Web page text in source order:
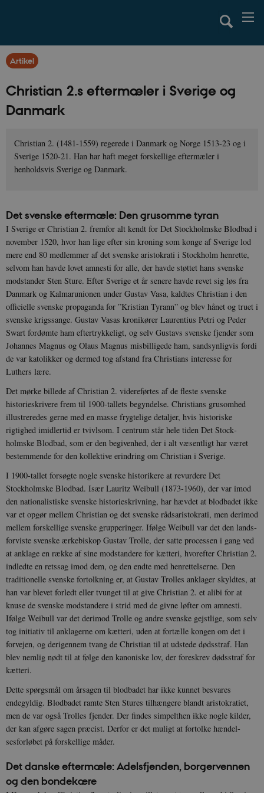
Artikel
Christian 2.s eftermæler i Sverige og
Danmark
Christian 2. (1481-1559) regerede i Danmark og Norge 1513-23 og i
Sverige 1520-21. Han har haft meget forskellige eftermæler i
henholdsvis Sverige og Danmark.
Det svenske eftermæle: Den grusomme tyran
I Sverige er Christian 2. fremfor alt kendt for Det Stockholmske Blodbad i
november 1520, hvor han lige efter sin kroning som konge af Sverige lod
mere end 80 medlemmer af det svenske aristokrati i Stockholm henrette,
selvom han havde lovet amnesti for alle, der havde støttet hans svenske
modstander Sten Sture. Efter Sverige et år senere havde revet sig løs fra
Danmark og Kalmarunionen under Gustav Vasa, kaldtes Christian i den
officielle svenske propaganda for ”Kristian Tyrann” og blev hå­net og truet i
svenske krigssange. Gustav Vasas kronikører Laurentius Petri og Peder
Swart fordøm­te ham eftertrykkeligt, og selv Gustavs svenske fjender som
Johannes Magnus og Olaus Mag­nus mis­billigede ham, sandsynligvis fordi
de var katolikker og dermed tog afstand fra Christians interes­se for
Luthers lære.
Det mørke billede af Christian 2. videreførtes af de fleste svenske
historieskrivere frem til 1900-tallets begyndelse. Christians grusomhed
illustreredes gerne med en masse frygtelige detaljer, hvis historiske
rigtighed imidlertid er tvivlsom. I centrum står hele tiden Det Stock­
holmske Blodbad, som er den begivenhed, der i alt væsentligt har været
be­stemmende for den kollektive erindring om Christian i Sverige.
I 1900-tallet forsøgte nogle svenske historikere at revurdere Det
Stockholmske Blod­bad. Især Lauritz Weibull (1873-1960), der var imod
den nationalistiske svenske historieskrivning, har hævdet at blodbadet ikke
var et opgør mellem Chris­tian og det svenske rådsaristokrati, men derimod
mellem forskellige svenske grupperinger. Ifølge Weibull var det den lands­
forviste svenske ærkebiskop Gustav Trolle, der satte processen i gang ved
at anklage en række af sine mod­standere for kætteri, hvor­efter Christian 2.
indledte en retssag imod dem, og den endte med henrettelserne. Den
traditionelle svenske fortolkning er, at Gustav Trol­les anklager skyldtes, at
han var blevet for­ledt eller tvunget til at give Christian 2. et alibi for at
knu­se de svenske modstandere i strid med de givne løfter om amnesti.
Ifølge Weibull var det derimod Trolle og andre sven­ske gejstlige, som selv
tog initiativ til anklagerne om kætteri, uden at fortælle kongen om det i
for­vejen, og derigen­nem tvang de Christian til at udstede dødsstraf. Han
blev nemlig nødt til at følge den ka­noniske lov, der foreskrev dødsstraf for
kætteri.
Dette spørgsmål om årsagen til blodbadet har ikke kunnet besvares
endegyldig. Blodbadet ramte Sten Stures tilhængere blandt aristokratiet,
men de var også Trolles fjender. Der findes simpelthen ikke nogle kilder,
der kan afgøre sagen præcist. Derfor er det muligt at fortol­ke hændel­
sesforløbet på forskellige måder.
Det danske eftermæle: Adelsfjenden, borgervennen
og den bondekære